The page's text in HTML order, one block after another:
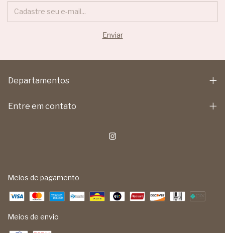
Departamentos
Entre em contato
Meios de pagamento
Meios de envio